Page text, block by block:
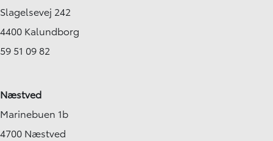
Slagelsevej 242
4400 Kalundborg
59 51 09 82
Næstved
Marinebuen 1b
4700 Næstved